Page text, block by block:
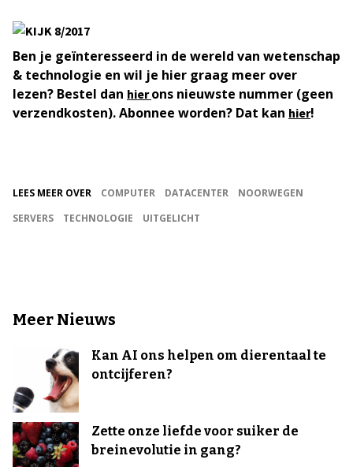
Ben je geïnteresseerd in de wereld van wetenschap
& technologie en wil je hier graag meer over
lezen? Bestel dan hierons nieuwste nummer (geen
verzendkosten). Abonnee worden? Dat kan hier!
LEES MEER OVER COMPUTER DATACENTER
NOORWEGEN
SERVERS
TECHNOLOGIE UITGELICHT
Meer Nieuws
Kan AI ons helpen om dierentaal te
ontcijferen?
Zette onze liefde voor suiker de
breinevolutie in gang?